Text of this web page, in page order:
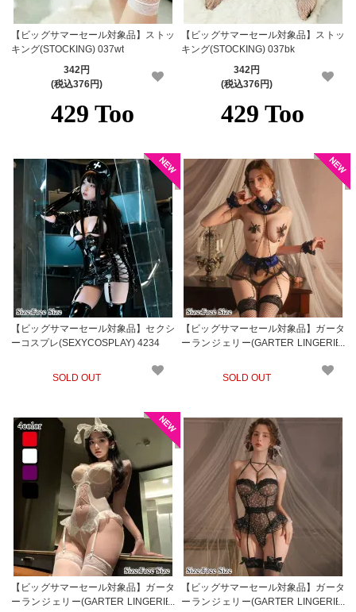
【ビッグサマーセール対象品】ストッ
キング(STOCKING) 037wt
342円
(税込376円)
【ビッグサマーセール対象品】ストッ
キング(STOCKING) 037bk
342円
(税込376円)
【ビッグサマーセール対象品】セクシ
ーコスプレ(SEXYCOSPLAY) 4234
SOLD OUT
【ビッグサマーセール対象品】ガータ
ーランジェリー(GARTER LINGERIE)
SOLD OUT
【ビッグサマーセール対象品】ガータ
ーランジェリー(GARTER LINGERIE)
【ビッグサマーセール対象品】ガータ
ーランジェリー(GARTER LINGERIE)